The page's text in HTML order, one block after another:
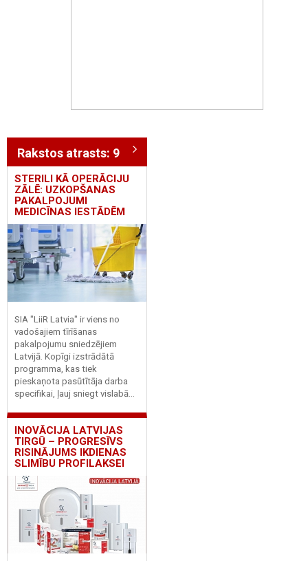
Rakstos atrasts: 9
STERILI KĀ OPERĀCIJU
ZĀLĒ: UZKOPŠANAS
PAKALPOJUMI
MEDICĪNAS IESTĀDĒM
SIA "LiiR Latvia" ir viens no
vadošajiem tīrīšanas
pakalpojumu sniedzējiem
Latvijā. Kopīgi izstrādātā
programma, kas tiek
pieskaņota pasūtītāja darba
specifikai, ļauj sniegt vislabā...
INOVĀCIJA LATVIJAS
TIRGŪ – PROGRESĪVS
RISINĀJUMS IKDIENAS
SLIMĪBU PROFILAKSEI